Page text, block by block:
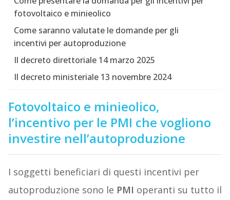
fotovoltaico e minieolico
Come saranno valutate le domande per gli
incentivi per autoproduzione
Il decreto direttoriale 14 marzo 2025
Il decreto ministeriale 13 novembre 2024
Fotovoltaico e minieolico,
l’incentivo per le PMI che vogliono
investire nell’autoproduzione
I soggetti beneficiari di questi incentivi per
autoproduzione sono le PMI operanti su tutto il